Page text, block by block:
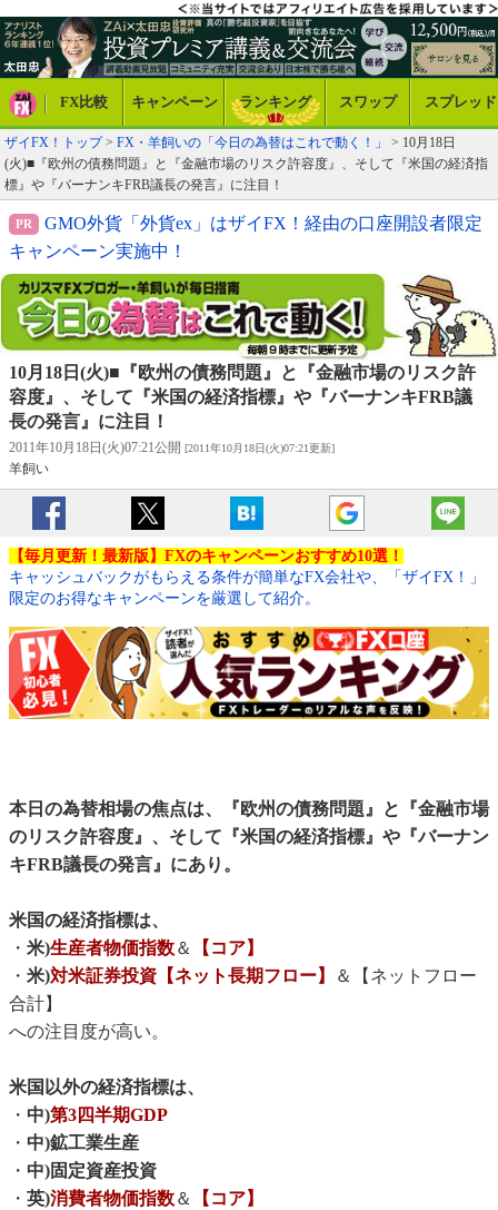
FX比較 キャンペーン ランキング スワップ スプレッド
ザイFX！トップ> FX・羊飼いの「今日の為替はこれで動く！」
> 10月18日
(火)■『欧州の債務問題』と『金融市場のリスク許容度』、そして『米国の経済指
標』や『バーナンキFRB議長の発言』に注目！
GMO外貨「外貨ex」はザイFX！経由の口座開設者限定
キャンペーン実施中！
10月18日(火)■『欧州の債務問題』と『金融市場のリスク許
容度』、そして『米国の経済指標』や『バーナンキFRB議
長の発言』に注目！
2011年10月18日(火)07:21公開 [2011年10月18日(火)07:21更新]
羊飼い
【毎月更新！最新版】FXのキャンペーンおすすめ10選！
キャッシュバックがもらえる条件が簡単なFX会社や、「ザイFX！」
限定のお得なキャンペーンを厳選して紹介。
本日の為替相場の焦点は、『欧州の債務問題』と『金融市場
のリスク許容度』、そして『米国の経済指標』や『バーナン
キFRB議長の発言』にあり。
米国の経済指標は、
・ 米)生産者物価指数＆
【コア】
・ 米)対米証券投資【ネット長期フロー】
＆【ネットフロー
合計】
への注目度が高い。
米国以外の経済指標は、
・ 中)第3四半期GDP
・ 中)鉱工業生産
・ 中)固定資産投資
・ 英)消費者物価指数＆
【コア】